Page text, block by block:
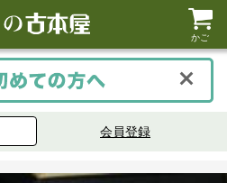
かご
会員登録